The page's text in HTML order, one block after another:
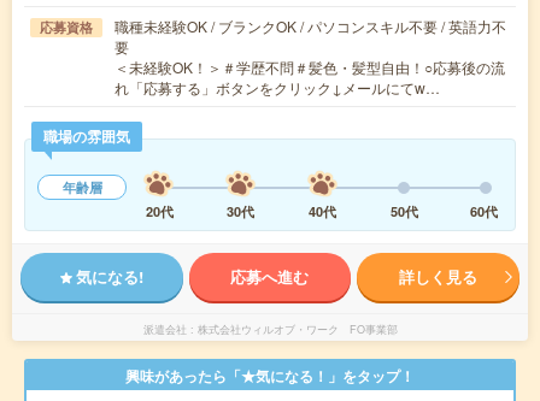
応募資格
職種未経験OK / ブランクOK / パソコンスキル不要 / 英語力不
要
＜未経験OK！＞＃学歴不問＃髪色・髪型自由！○応募後の流
れ「応募する」ボタンをクリック↓メールにてw…
職場の雰囲気
年齢層
20代
30代 40代 50代 60代
気になる! 応募へ進む 詳しく見る
派遣会社 株式会社ウィルオブ・ワーク FO事業部
興味があったら「★気になる！」をタップ！